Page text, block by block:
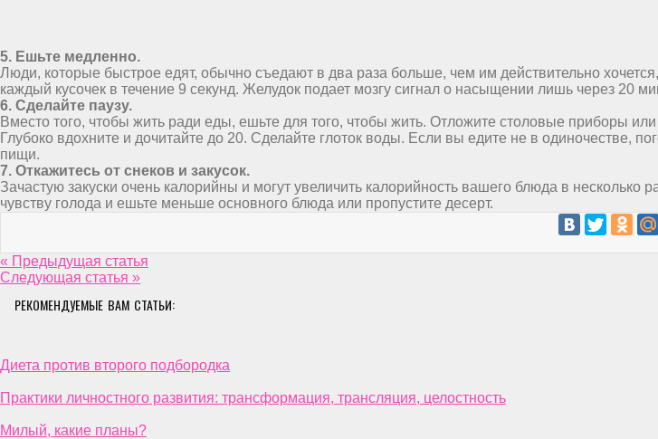
5. Ешьте медленно.
Люди, которые быстрое едят, обычно съедают в два раза больше, чем им действительно
каждый кусочек в течение 9 секунд. Желудок подает мозгу сигнал о насыщении лишь через 20
6. Сделайте паузу.
Вместо того, чтобы жить ради еды, ешьте для того, чтобы жить. Отложите столовые приборы
Глубоко вдохните и дочитайте до 20. Сделайте глоток воды. Если вы едите не в одиночестве,
пищи.
7. Откажитесь от снеков и закусок.
Зачастую закуски очень калорийны и могут увеличить калорийность вашего блюда в
чувству голода и ешьте меньше основного блюда или пропустите десерт.
« Предыдущая статья
Следующая статья »
РЕКОМЕНДУЕМЫЕ ВАМ СТАТЬИ:
Диета против второго подбородка
Практики личностного развития: трансформация, трансляция, целостность
Милый, какие планы?